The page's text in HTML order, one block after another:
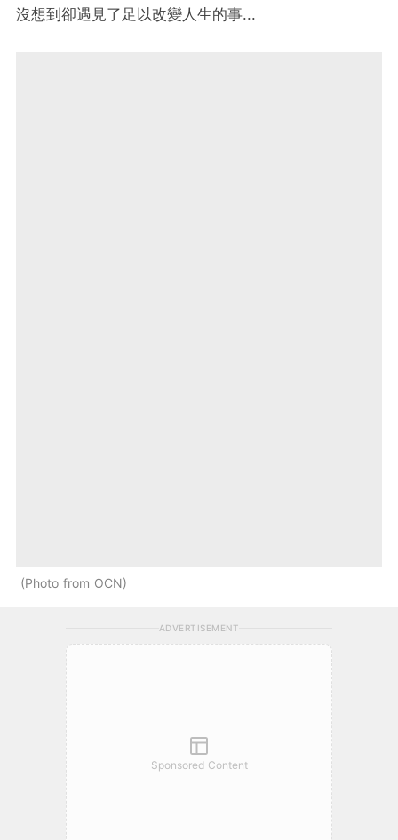
沒想到卻遇見了足以改變人生的事...
Photo from OCN
ADVERTISEMENT
Sponsored Content